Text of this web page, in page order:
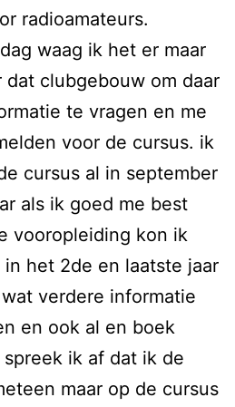
radioamateurs.
waag ik het er maar
dat clubgebouw om daar
te vragen en me
voor de cursus. ik
cursus al in september
als ik goed me best
vooropleiding kon ik
het 2de en laatste jaar
verdere informatie
en ook al en boek
ik af dat ik de
maar op de cursus